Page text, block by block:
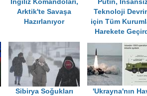
İngiliz Komandoları,
Arktik'te Savaşa
Hazırlanıyor
Putin,
Teknoloji
için Tüm
Harekete
Sibirya Soğukları
'Ukrayna'nın